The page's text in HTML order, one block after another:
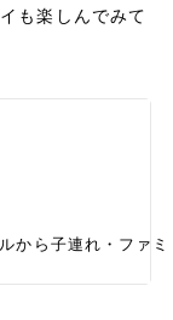
も楽しんでみて
から子連れ・ファ